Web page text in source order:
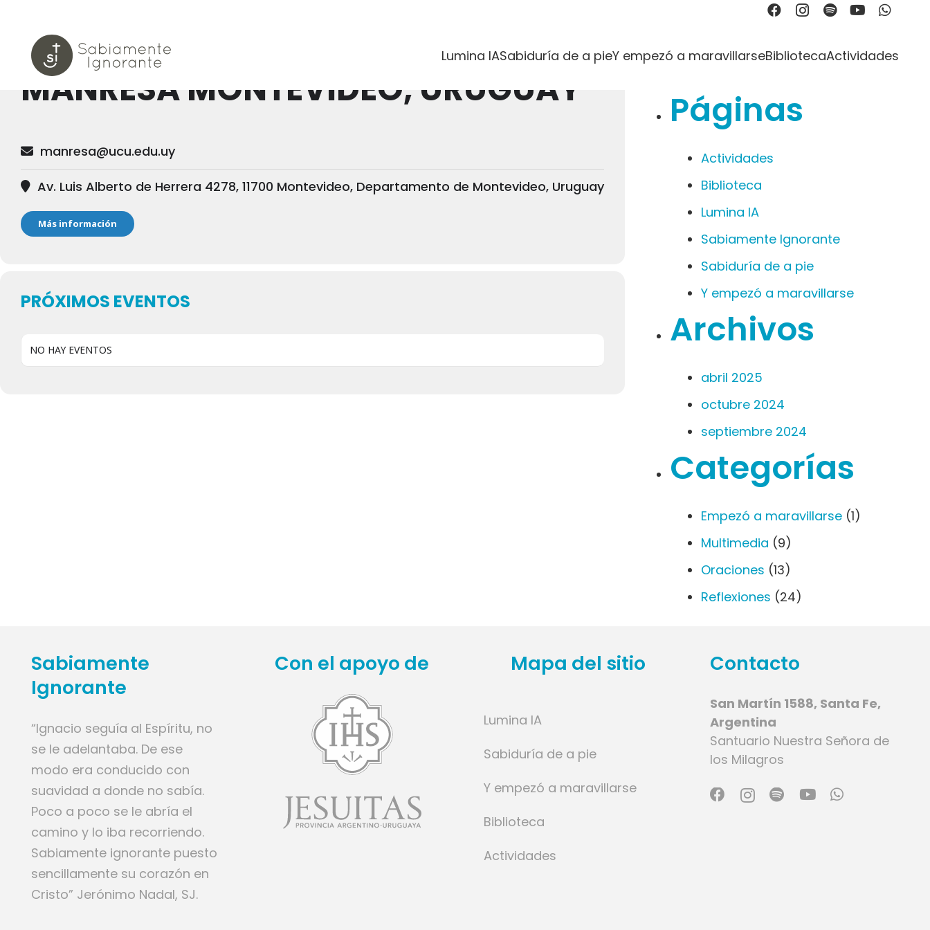
Lumina IASabiduría de a pieY empezó a maravillarseBibliotecaActividades
Events by this organizer
MANRESA MONTEVIDEO, URUGUAY
manresa@ucu.edu.uy
Av. Luis Alberto de Herrera 4278, 11700 Montevideo, Departamento de Montevideo, Uruguay
Más información
PRÓXIMOS EVENTOS
NO HAY EVENTOS
Páginas
Actividades
Biblioteca
Lumina IA
Sabiamente Ignorante
Sabiduría de a pie
Y empezó a maravillarse
Archivos
abril 2025
octubre 2024
septiembre 2024
Categorías
Empezó a maravillarse (1)
Multimedia (9)
Oraciones (13)
Reflexiones (24)
Sabiamente
Ignorante
“Ignacio seguía al Espíritu, no
se le adelantaba. De ese
modo era conducido con
suavidad a donde no sabía.
Poco a poco se le abría el
camino y lo iba recorriendo.
Sabiamente ignorante puesto
sencillamente su corazón en
Cristo” Jerónimo Nadal, SJ.
Con el apoyo de Mapa del sitio
Lumina IA
Sabiduría de a pie
Y empezó a maravillarse
Biblioteca
Actividades
Contacto
San Martín 1588, Santa Fe,
Argentina
Santuario Nuestra Señora de
los Milagros